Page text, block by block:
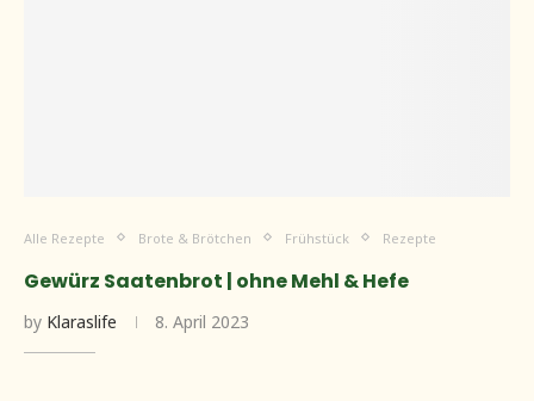
Alle Rezepte Brote & Brötchen Frühstück Rezepte
Gewürz Saatenbrot | ohne Mehl & Hefe
by Klaraslife 8. April 2023